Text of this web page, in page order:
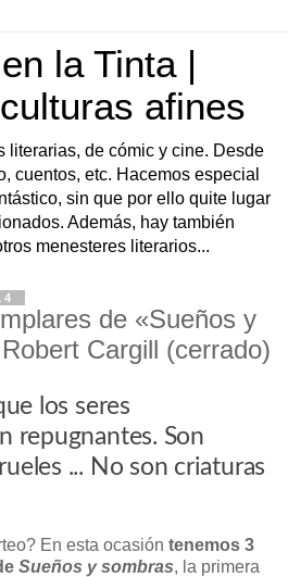
la Tinta |
afines
literarias, de cómic y cine. Desde
cuentos, etc. Hacemos especial
sin que por ello quite lugar
Además, hay también
menesteres literarios...
de «Sueños y
Cargill (cerrado)
los seres
repugnantes. Son
... No son criaturas
En esta ocasión tenemos 3
Sueños y sombras, la primera